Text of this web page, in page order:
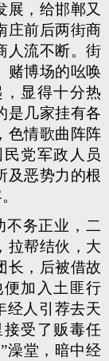
展，给邯郸又
庄前后两街商
人流不断。街
赌博场的吆唤
显得十分热
是几家挂有各
色情歌曲阵阵
党军政人员
及恶势力的根
不务正业，二
拉帮结伙，大
长，后被借故
加入土匪行
经人引荐去天
受了贩毒任
澡堂，暗中经